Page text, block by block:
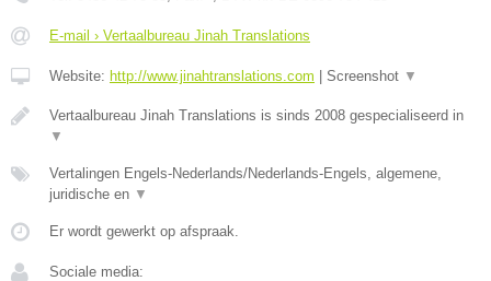
E-mail › Vertaalbureau Jinah Translations
Website: http://www.jinahtranslations.com Screenshot ▼
Vertaalbureau Jinah Translations is sinds 2008 gespecialiseerd in
▼
Vertalingen Engels-Nederlands/Nederlands-Engels, algemene,
juridische en ▼
Er wordt gewerkt op afspraak.
Sociale media: